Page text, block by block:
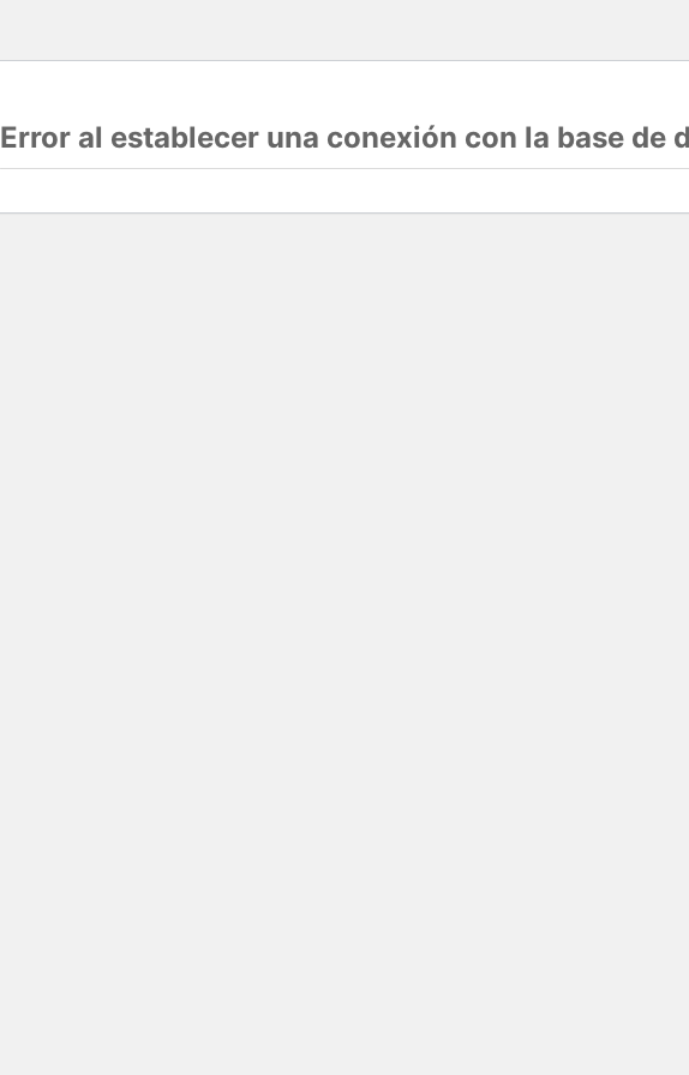
Error al establecer una conexión con la base de